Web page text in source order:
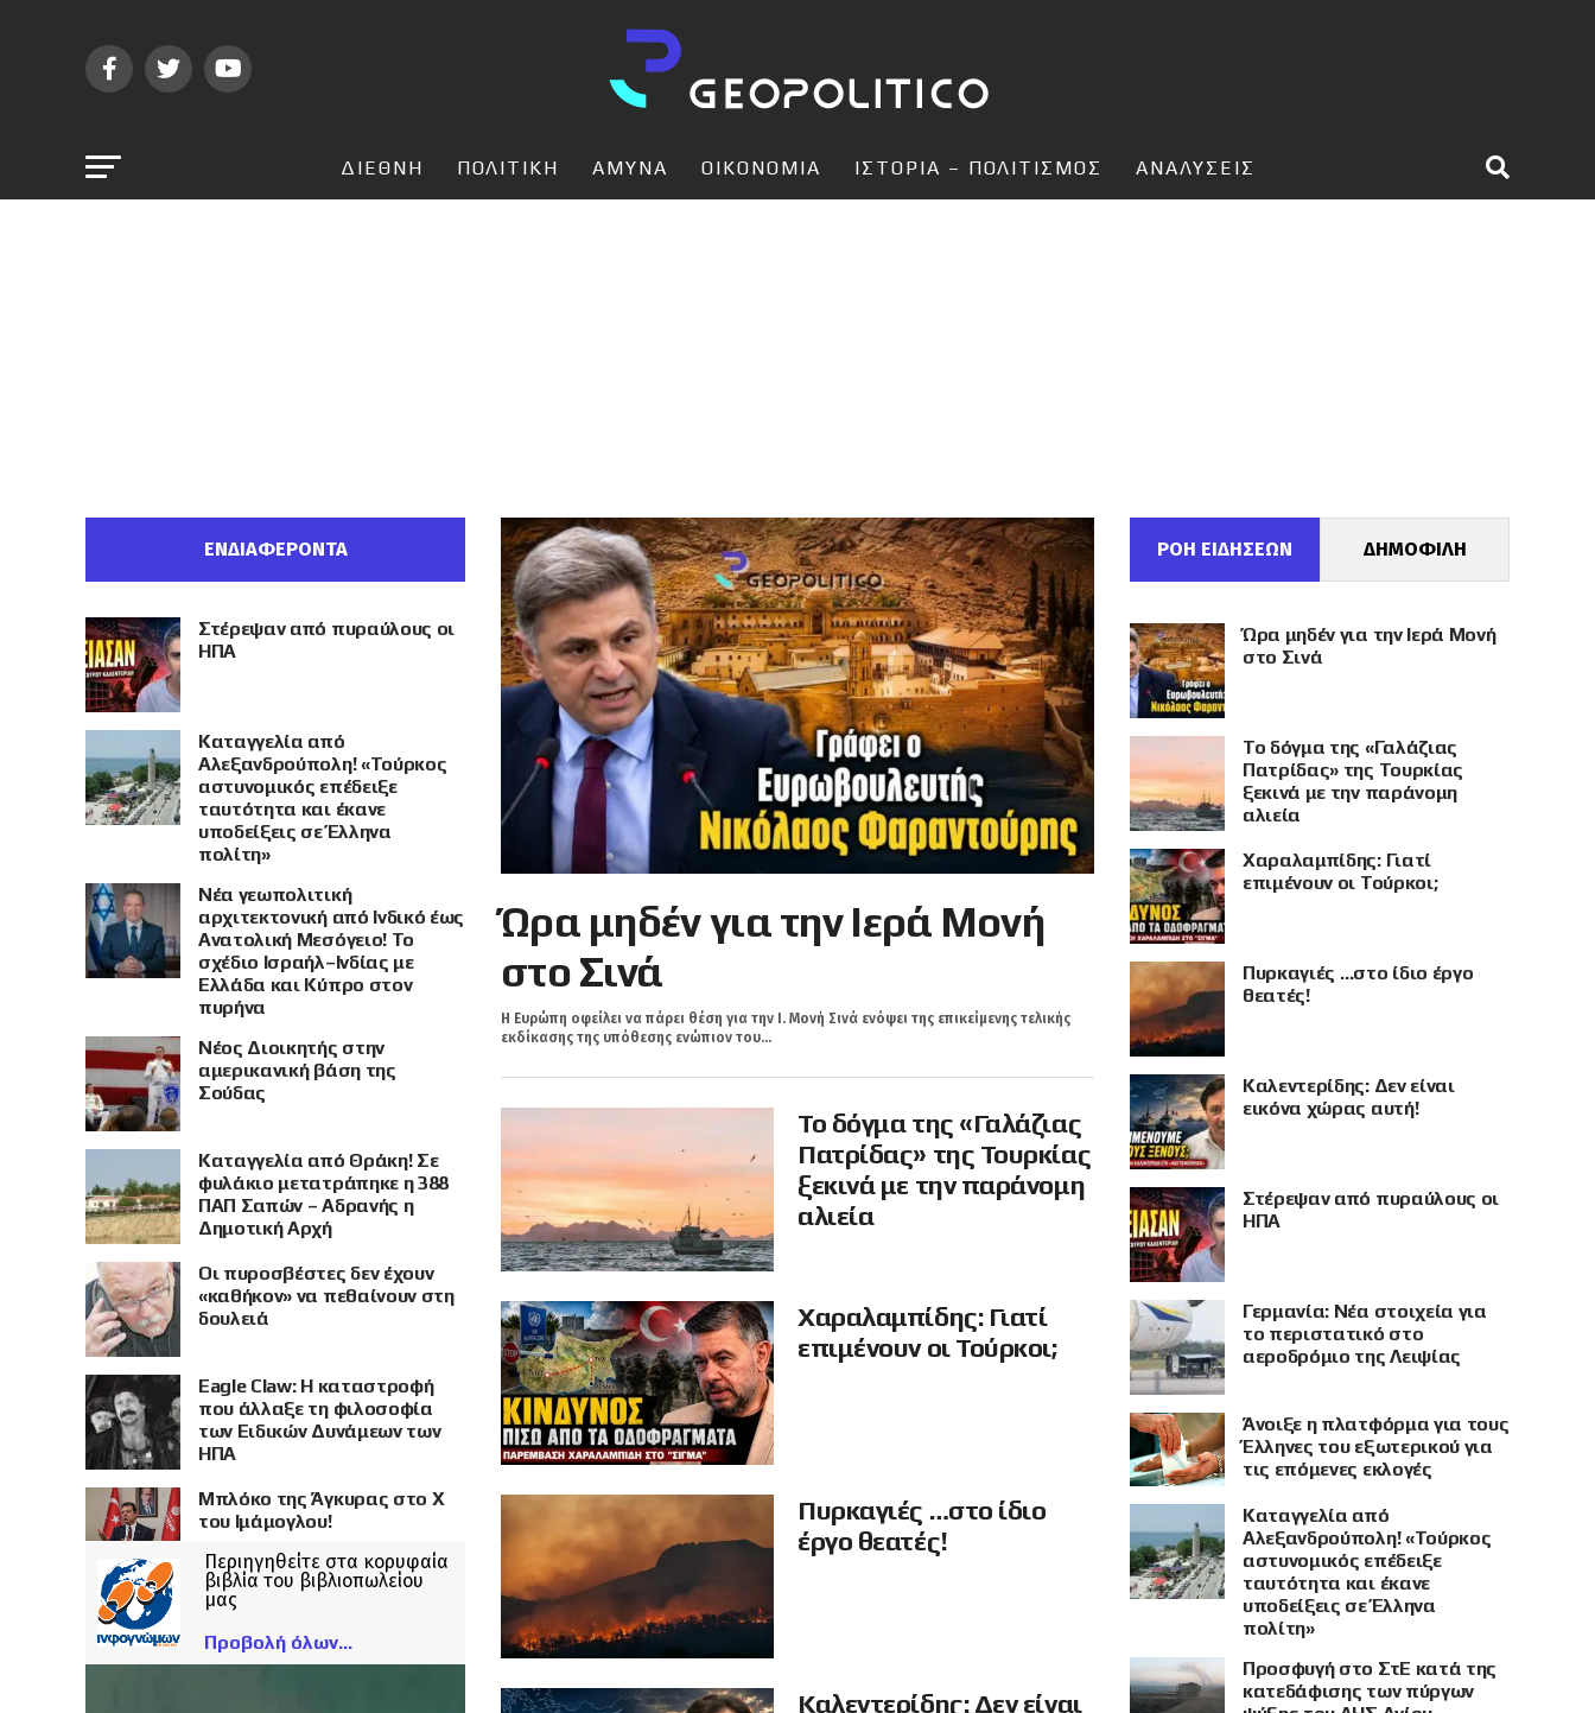
ΔΙΕΘΝΗ ΠΟΛΙΤΙΚΗ ΑΜΥΝΑ ΟΙΚΟΝΟΜΙΑ ΙΣΤΟΡΙΑ – ΠΟΛΙΤΙΣΜΟΣ ΑΝΑΛΥΣΕΙΣ
Ώρα μηδέν για την Ιερά Μονή
στο Σινά
Η Ευρώπη οφείλει να πάρει θέση για την Ι. Μονή Σινά ενόψει της επικείμενης τελικής
εκδίκασης της υπόθεσης ενώπιον του...
Το δόγμα της «Γαλάζιας
Πατρίδας» της Τουρκίας
ξεκινά με την παράνομη
αλιεία
Χαραλαμπίδης: Γιατί
επιμένουν οι Τούρκοι;
Πυρκαγιές …στο ίδιο
έργο θεατές!
Καλεντερίδης: Δεν είναι
ΕΝΔΙΑΦΕΡΟΝΤΑ
Στέρεψαν από πυραύλους οι
ΗΠΑ
Καταγγελία από
Αλεξανδρούπολη! «Τούρκος
αστυνομικός επέδειξε
ταυτότητα και έκανε
υποδείξεις σε Έλληνα
πολίτη»
Νέα γεωπολιτική
αρχιτεκτονική από Ινδικό έως
Ανατολική Μεσόγειο! Το
σχέδιο Ισραήλ–Ινδίας με
Ελλάδα και Κύπρο στον
πυρήνα
Νέος Διοικητής στην
αμερικανική βάση της
Σούδας
Καταγγελία από Θράκη! Σε
φυλάκιο μετατράπηκε η 388
ΠΑΠ Σαπών – Αδρανής η
Δημοτική Αρχή
Οι πυροσβέστες δεν έχουν
«καθήκον» να πεθαίνουν στη
δουλειά
Eagle Claw: Η καταστροφή
που άλλαξε τη φιλοσοφία
των Ειδικών Δυνάμεων των
ΗΠΑ
Μπλόκο της Άγκυρας στο X
του Ιμάμογλου!
Περιηγηθείτε στα κορυφαία
βιβλία του βιβλιοπωλείου
μας
Προβολή όλων
ΡΟΗ ΕΙΔΗΣΕΩΝ ΔΗΜΟΦΙΛΗ
Ώρα μηδέν για την Ιερά Μονή
στο Σινά
Το δόγμα της «Γαλάζιας
Πατρίδας» της Τουρκίας
ξεκινά με την παράνομη
αλιεία
Χαραλαμπίδης: Γιατί
επιμένουν οι Τούρκοι;
Πυρκαγιές …στο ίδιο έργο
θεατές!
Καλεντερίδης: Δεν είναι
εικόνα χώρας αυτή!
Στέρεψαν από πυραύλους οι
ΗΠΑ
Γερμανία: Νέα στοιχεία για
το περιστατικό στο
αεροδρόμιο της Λειψίας
Άνοιξε η πλατφόρμα για τους
Έλληνες του εξωτερικού για
τις επόμενες εκλογές
Καταγγελία από
Αλεξανδρούπολη! «Τούρκος
αστυνομικός επέδειξε
ταυτότητα και έκανε
υποδείξεις σε Έλληνα
πολίτη»
Προσφυγή στο ΣτΕ κατά της
κατεδάφισης των πύργων